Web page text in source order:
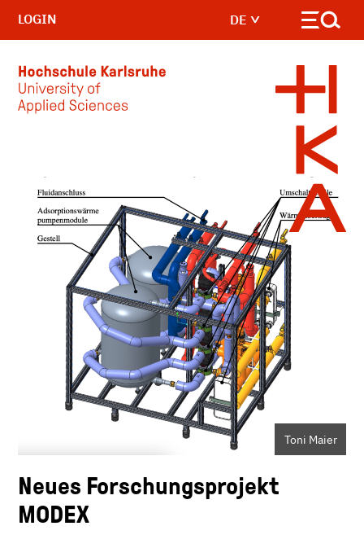
DE
LOGIN
Toni Maier
Neues Forschungsprojekt
MODEX